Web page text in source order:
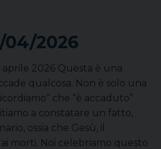
2026
aprile 2026 Questa è una
qualcosa. Non è solo una
che “è accaduto”
a constatare un fatto,
ossia che Gesù, il
morti. Noi celebriamo questo